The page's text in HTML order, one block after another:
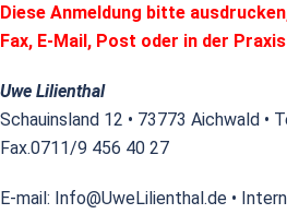
Diese Anmeldung bitte
Fax, E-Mail, Post oder in der
Uwe Lilienthal
Schauinsland 12 • 73773 Aichwald •
Fax.0711/9 456 40 27
E-mail: Info@UweLilienthal.de •